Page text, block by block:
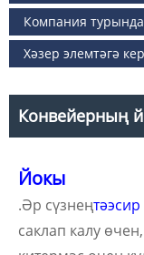
Компания
Хәзер элемтәгә
Конвейерның
Йокы
.Әр сүзнең
саклап калу